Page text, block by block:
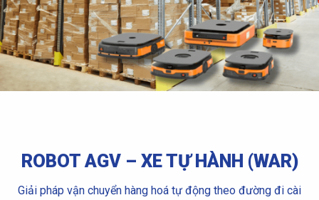
ROBOT AGV – XE TỰ HÀNH (WAR)
Giải pháp vận chuyển hàng hoá tự động theo đường đi cài